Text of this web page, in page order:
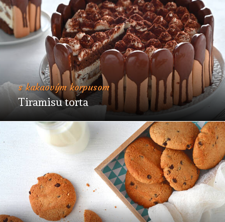
s kakaovým korpusom
Tiramisu torta